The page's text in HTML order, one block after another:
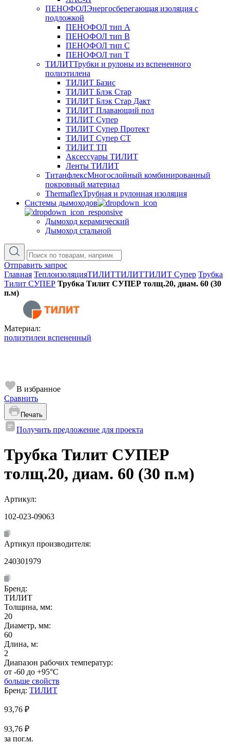
ПЕНОФОЛЭнергосберегающая изоляция с
подложкой
ПЕНОФОЛ тип А
ПЕНОФОЛ тип B
ПЕНОФОЛ тип C
ПЕНОФОЛ тип T
ТИЛИТТрубки и рулоны из вспененного
полиэтилена
ТИЛИТ Базис
ТИЛИТ Блэк Стар
ТИЛИТ Блэк Стар Дакт
ТИЛИТ Плавающий пол
ТИЛИТ Супер
ТИЛИТ Супер Протект
ТИЛИТ Супер СТ
ТИЛИТ ТП
Аксессуары ТИЛИТ
Ленты ТИЛИТ
ТитанфлексМногослойный комбинированный
покровный материал
ThermaflexТрубная и рулонная изоляция
Cистемы дымоходов
Дымоход керамический
Дымоход стальной
Отправить запрос
Главная ТеплоизоляцияТИЛИТТИЛИТТИЛИТ Супер Трубка
Тилит СУПЕР Трубка Тилит СУПЕР толщ.20, диам. 60 (30
п.м)
Материал:
полиэтилен вспененный
В избранное
Сравнить
Печать
Получить предложение для проекта
Трубка Тилит СУПЕР
толщ.20, диам. 60 (30 п.м)
Артикул:
102-023-09063
Артикул производителя:
240301979
Бренд:
ТИЛИТ
Толщина, мм:
20
Диаметр, мм:
60
Длина, м:
2
Диапазон рабочих температур:
от -60 до +95°C
больше свойств
Бренд: ТИЛИТ
93,76 ₽
93,76 ₽
за пог.м.